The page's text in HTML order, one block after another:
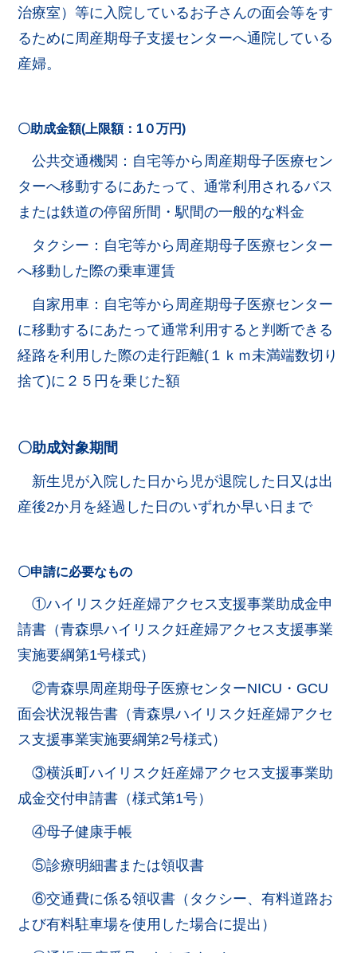
治療室）等に入院しているお子さんの面会等をす
るために周産期母子支援センターへ通院している
産婦。
〇助成金額(上限額：1０万円)
公共交通機関：自宅等から周産期母子医療セン
ターへ移動するにあたって、通常利用されるバス
または鉄道の停留所間・駅間の一般的な料金
タクシー：自宅等から周産期母子医療センター
へ移動した際の乗車運賃
自家用車：自宅等から周産期母子医療センター
に移動するにあたって通常利用すると判断できる
経路を利用した際の走行距離(１ｋｍ未満端数切り
捨て)に２５円を乗じた額
〇助成対象期間
新生児が入院した日から児が退院した日又は出
産後2か月を経過した日のいずれか早い日まで
〇申請に必要なもの
①ハイリスク妊産婦アクセス支援事業助成金申
請書（青森県ハイリスク妊産婦アクセス支援事業
実施要綱第1号様式）
②青森県周産期母子医療センターNICU・GCU
面会状況報告書（青森県ハイリスク妊産婦アクセ
ス支援事業実施要綱第2号様式）
③横浜町ハイリスク妊産婦アクセス支援事業助
成金交付申請書（様式第1号）
④母子健康手帳
⑤診療明細書または領収書
⑥交通費に係る領収書（タクシー、有料道路お
よび有料駐車場を使用した場合に提出）